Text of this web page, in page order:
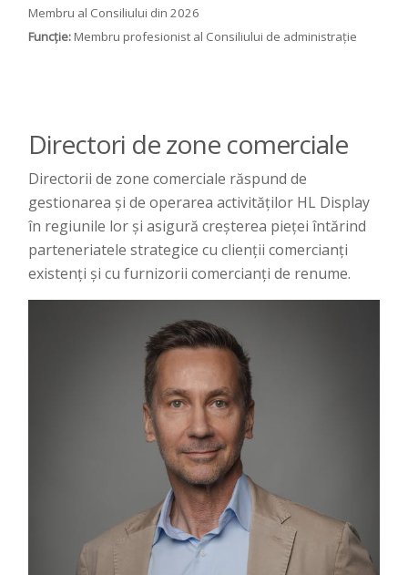
Membru al Consiliului din 2026
Funcție:Membru profesionist al Consiliului de administrație
Directori de zone comerciale
Directorii de zone comerciale răspund de
gestionarea și de operarea activităților HL Display
în regiunile lor și asigură creșterea pieței întărind
parteneriatele strategice cu clienții comercianți
existenți și cu furnizorii comercianți de renume.